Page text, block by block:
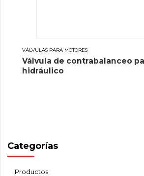
VÁLVULAS PARA MOTORES
Válvula de contrabalanceo
hidráulico
Categorías
Productos